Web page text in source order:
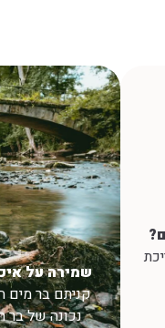
שמירה על
קניתם בר
נכונה של